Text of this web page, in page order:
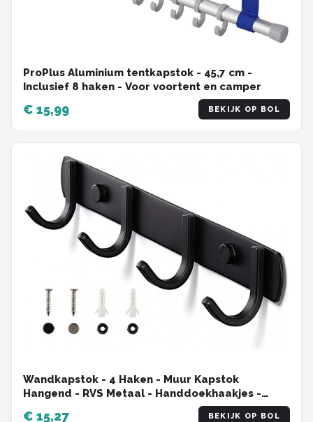
ProPlus Aluminium tentkapstok - 45,7 cm -
Inclusief 8 haken - Voor voortent en camper
€ 15,99 BEKIJK OP BOL
Wandkapstok - 4 Haken - Muur Kapstok
Hangend - RVS Metaal - Handdoekhaakjes -
wandhaak - Jashaak - Ophanghaken
€ 15,27 BEKIJK OP BOL